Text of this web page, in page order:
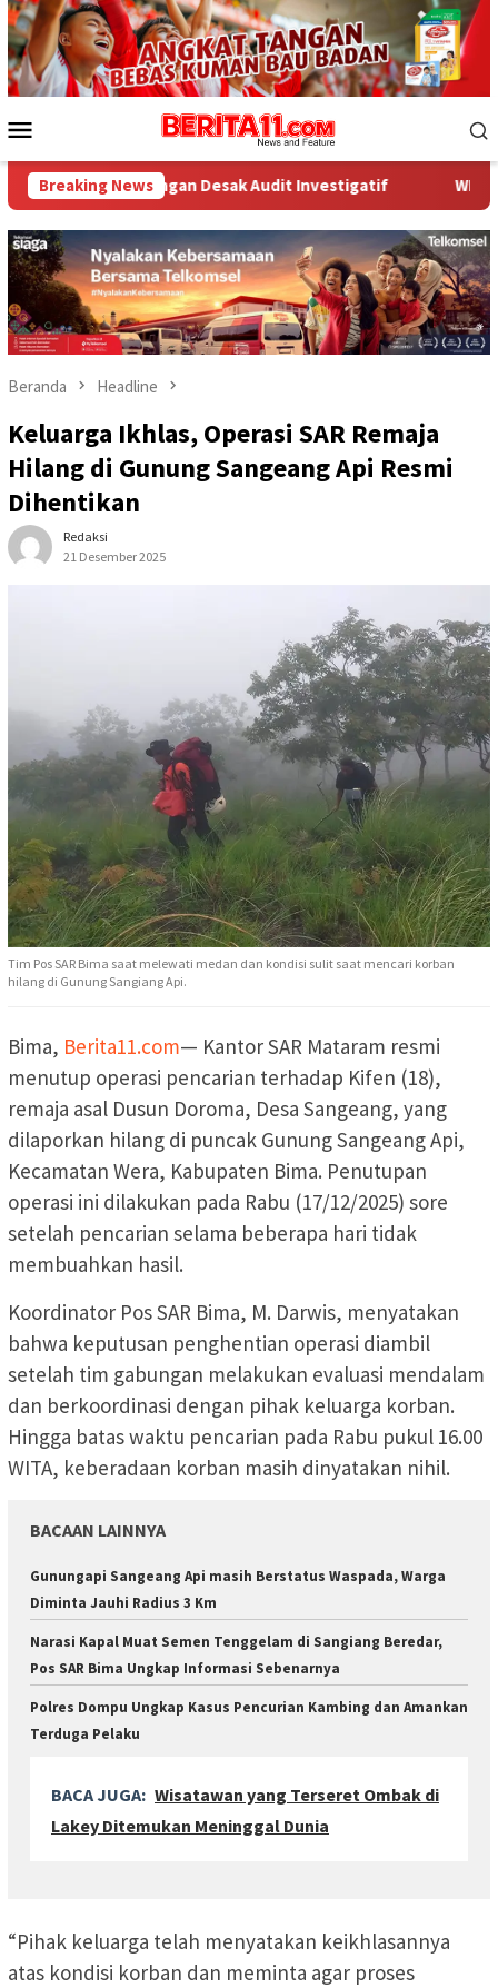
Loncat
ke
konten
Mobile
Breaking News
Desak Audit Investigatif WNA Asal Arab Saudi
Beranda Headline
Keluarga Ikhlas, Operasi SAR Remaja
Hilang di Gunung Sangeang Api Resmi
Dihentikan
Redaksi
21 Desember 2025
Tim Pos SAR Bima saat melewati medan dan kondisi sulit saat mencari korban
hilang di Gunung Sangiang Api.
Bima, Berita11.com— Kantor SAR Mataram resmi
menutup operasi pencarian terhadap Kifen (18),
remaja asal Dusun Doroma, Desa Sangeang, yang
dilaporkan hilang di puncak Gunung Sangeang Api,
Kecamatan Wera, Kabupaten Bima. Penutupan
operasi ini dilakukan pada Rabu (17/12/2025) sore
setelah pencarian selama beberapa hari tidak
membuahkan hasil.
Koordinator Pos SAR Bima, M. Darwis, menyatakan
bahwa keputusan penghentian operasi diambil
setelah tim gabungan melakukan evaluasi mendalam
dan berkoordinasi dengan pihak keluarga korban.
Hingga batas waktu pencarian pada Rabu pukul 16.00
WITA, keberadaan korban masih dinyatakan nihil.
BACAAN LAINNYA
Gunungapi Sangeang Api masih Berstatus Waspada, Warga
Diminta Jauhi Radius 3 Km
Narasi Kapal Muat Semen Tenggelam di Sangiang Beredar,
Pos SAR Bima Ungkap Informasi Sebenarnya
Polres Dompu Ungkap Kasus Pencurian Kambing dan Amankan
Terduga Pelaku
BACA JUGA: Wisatawan yang Terseret Ombak di
Lakey Ditemukan Meninggal Dunia
“Pihak keluarga telah menyatakan keikhlasannya
atas kondisi korban dan meminta agar proses